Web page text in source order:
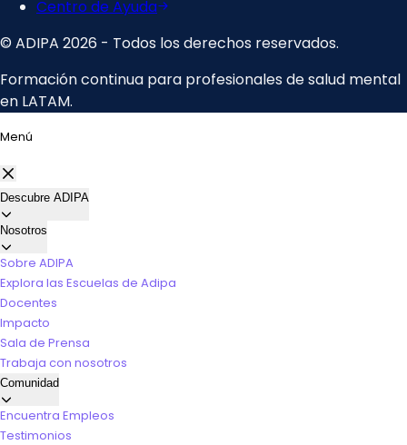
Menú
Descubre ADIPA
Nosotros
Sobre ADIPA
Explora las Escuelas de Adipa
Docentes
Impacto
Sala de Prensa
Trabaja con nosotros
Comunidad
Encuentra Empleos
Testimonios